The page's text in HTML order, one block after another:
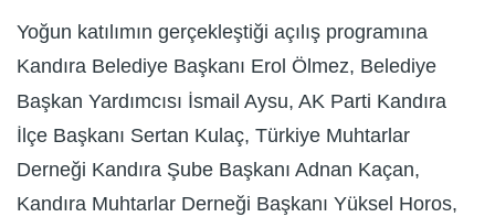
Yoğun katılımın gerçekleştiği açılış programına
Kandıra Belediye Başkanı Erol Ölmez, Belediye
Başkan Yardımcısı İsmail Aysu, AK Parti Kandıra
İlçe Başkanı Sertan Kulaç, Türkiye Muhtarlar
Derneği Kandıra Şube Başkanı Adnan Kaçan,
Kandıra Muhtarlar Derneği Başkanı Yüksel Horos,